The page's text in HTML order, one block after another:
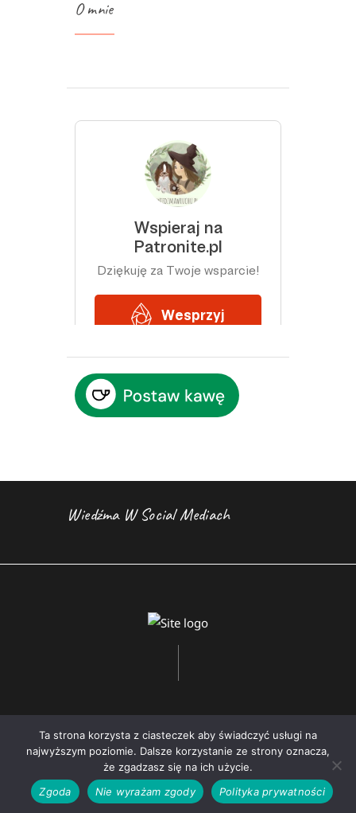
O mnie
Wiedźma W Social Mediach
Copyright © 2026 by AxiomThemes. All
rights reserved.
Ta strona korzysta z ciasteczek aby świadczyć usługi na
najwyższym poziomie. Dalsze korzystanie ze strony oznacza,
że zgadzasz się na ich użycie.
Zgoda
Nie wyrażam zgody Polityka prywatności